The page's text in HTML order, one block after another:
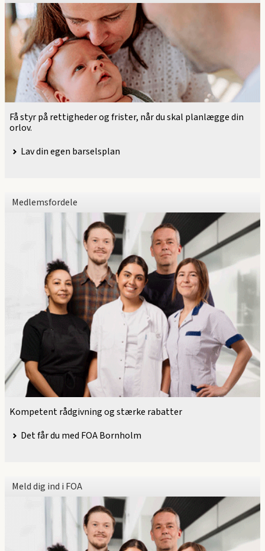
Få styr på rettigheder og frister, når du skal planlægge din
orlov.
Lav din egen barselsplan
Medlemsfordele
Kompetent rådgivning og stærke rabatter
Det får du med FOA Bornholm
Meld dig ind i FOA